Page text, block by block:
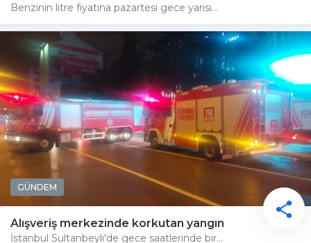
Benzinin litre fiyatına pazartesi gece yarısı...
GÜNDEM
Alışveriş merkezinde korkutan yangın
İstanbul Sultanbeyli'de gece saatlerinde bir...